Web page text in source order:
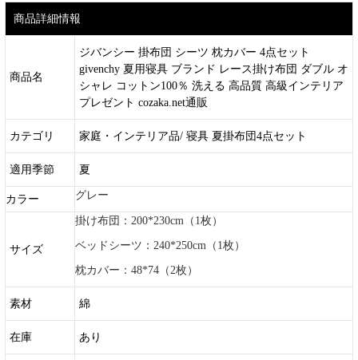
商品詳細情報
商品名
ジバンシー 掛布団 シーツ 枕カバー 4点セット
givenchy 夏用寝具 ブランド レース掛け布団 ダブル オ
シャレ コットン100％ 洗える 高品質 高級インテリア
プレゼント cozaka.net通販
カテゴリ 家庭・インテリア品/ 寝具 夏掛布団4点セット
適用季節 夏
カラー グレー
サイズ
掛け布団：200*230cm（1枚）
ベッドシーツ：240*250cm（1枚）
枕カバー：48*74（2枚）
素材 綿
在庫 あり